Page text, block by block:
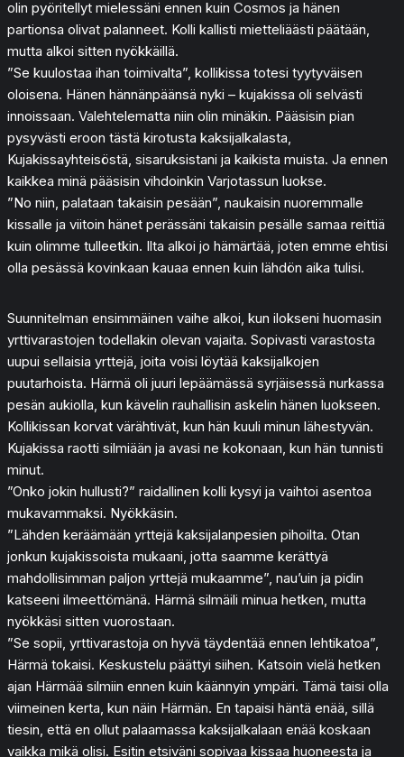
olin pyöritellyt mielessäni ennen kuin Cosmos ja hänen
partionsa olivat palanneet. Kolli kallisti mietteliäästi päätään,
mutta alkoi sitten nyökkäillä.
”Se kuulostaa ihan toimivalta”, kollikissa totesi tyytyväisen
oloisena. Hänen hännänpäänsä nyki – kujakissa oli selvästi
innoissaan. Valehtelematta niin olin minäkin. Pääsisin pian
pysyvästi eroon tästä kirotusta kaksijalkalasta,
Kujakissayhteisöstä, sisaruksistani ja kaikista muista. Ja ennen
kaikkea minä pääsisin vihdoinkin Varjotassun luokse.
”No niin, palataan takaisin pesään”, naukaisin nuoremmalle
kissalle ja viitoin hänet perässäni takaisin pesälle samaa reittiä
kuin olimme tulleetkin. Ilta alkoi jo hämärtää, joten emme ehtisi
olla pesässä kovinkaan kauaa ennen kuin lähdön aika tulisi.
Suunnitelman ensimmäinen vaihe alkoi, kun ilokseni huomasin
yrttivarastojen todellakin olevan vajaita. Sopivasti varastosta
uupui sellaisia yrttejä, joita voisi löytää kaksijalkojen
puutarhoista. Härmä oli juuri lepäämässä syrjäisessä nurkassa
pesän aukiolla, kun kävelin rauhallisin askelin hänen luokseen.
Kollikissan korvat värähtivät, kun hän kuuli minun lähestyvän.
Kujakissa raotti silmiään ja avasi ne kokonaan, kun hän tunnisti
minut.
”Onko jokin hullusti?” raidallinen kolli kysyi ja vaihtoi asentoa
mukavammaksi. Nyökkäsin.
”Lähden keräämään yrttejä kaksijalanpesien pihoilta. Otan
jonkun kujakissoista mukaani, jotta saamme kerättyä
mahdollisimman paljon yrttejä mukaamme”, nau’uin ja pidin
katseeni ilmeettömänä. Härmä silmäili minua hetken, mutta
nyökkäsi sitten vuorostaan.
”Se sopii, yrttivarastoja on hyvä täydentää ennen lehtikatoa”,
Härmä tokaisi. Keskustelu päättyi siihen. Katsoin vielä hetken
ajan Härmää silmiin ennen kuin käännyin ympäri. Tämä taisi olla
viimeinen kerta, kun näin Härmän. En tapaisi häntä enää, sillä
tiesin, että en ollut palaamassa kaksijalkalaan enää koskaan
vaikka mikä olisi. Esitin etsiväni sopivaa kissaa huoneesta ja